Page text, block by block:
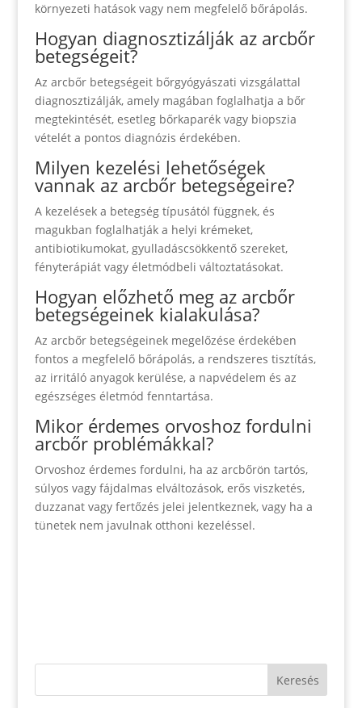
környezeti hatások vagy nem megfelelő bőrápolás.
Hogyan diagnosztizálják az arcbőr
betegségeit?
Az arcbőr betegségeit bőrgyógyászati vizsgálattal
diagnosztizálják, amely magában foglalhatja a bőr
megtekintését, esetleg bőrkaparék vagy biopszia
vételét a pontos diagnózis érdekében.
Milyen kezelési lehetőségek
vannak az arcbőr betegségeire?
A kezelések a betegség típusától függnek, és
magukban foglalhatják a helyi krémeket,
antibiotikumokat, gyulladáscsökkentő szereket,
fényterápiát vagy életmódbeli változtatásokat.
Hogyan előzhető meg az arcbőr
betegségeinek kialakulása?
Az arcbőr betegségeinek megelőzése érdekében
fontos a megfelelő bőrápolás, a rendszeres tisztítás,
az irritáló anyagok kerülése, a napvédelem és az
egészséges életmód fenntartása.
Mikor érdemes orvoshoz fordulni
arcbőr problémákkal?
Orvoshoz érdemes fordulni, ha az arcbőrön tartós,
súlyos vagy fájdalmas elváltozások, erős viszketés,
duzzanat vagy fertőzés jelei jelentkeznek, vagy ha a
tünetek nem javulnak otthoni kezeléssel.
Keresés